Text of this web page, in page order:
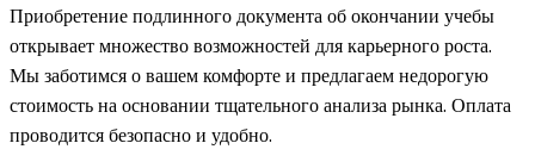
Приобретение подлинного документа об окончании учебы
открывает множество возможностей для карьерного роста.
Мы заботимся о вашем комфорте и предлагаем недорогую
стоимость на основании тщательного анализа рынка. Оплата
проводится безопасно и удобно.